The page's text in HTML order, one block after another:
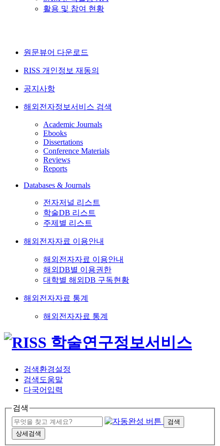
활용 및 참여 현황
원문뷰어 다운로드
RISS 개인정보 재동의
공지사항
해외전자정보서비스 검색
Academic Journals
Ebooks
Dissertations
Conference Materials
Reviews
Reports
Databases & Journals
전자저널 리스트
학술DB 리스트
주제별 리스트
해외전자자료 이용안내
해외전자자료 이용안내
해외DB별 이용권한
대학별 해외DB 구독현황
해외전자자료 통계
해외전자자료 통계
검색환경설정
검색도움말
다국어입력
검색
검색
상세검색